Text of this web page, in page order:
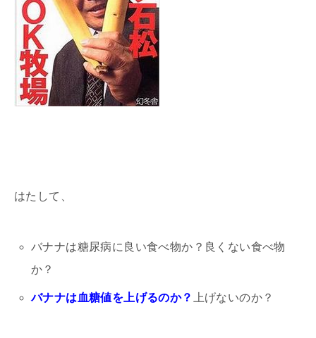
はたして、
バナナは糖尿病に良い食べ物か？良くない食べ物
か？
バナナは血糖値を上げるのか？ 上げないのか？